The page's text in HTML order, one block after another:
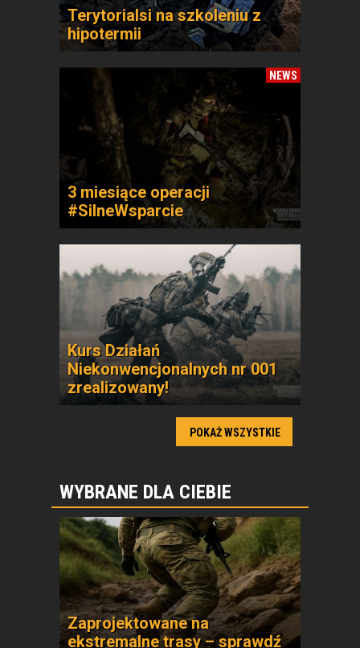
Terytorialsi na szkoleniu z
hipotermii
NEWS
3 miesiące operacji
#SilneWsparcie
Kurs Działań
Niekonwencjonalnych nr 001
zrealizowany!
POKAŻ WSZYSTKIE
WYBRANE DLA CIEBIE
Zaprojektowane na
ekstremalne trasy – sprawdź